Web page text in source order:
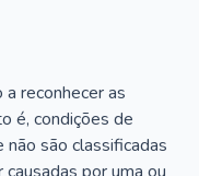
reconhecer as
é, condições de
são classificadas